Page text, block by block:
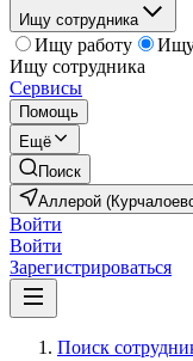
Ищу сотрудника
Ищу работу
Ищу
Ищу сотрудника
Сервисы
Помощь
Ещё
Поиск
Аллерой
Войти
Войти
Зарегистрироваться
Поиск